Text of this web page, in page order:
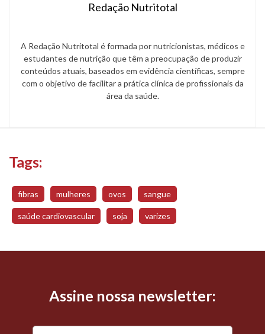
Redação Nutritotal
A Redação Nutritotal é formada por nutricionistas, médicos e
estudantes de nutrição que têm a preocupação de produzir
conteúdos atuais, baseados em evidência científicas, sempre
com o objetivo de facilitar a prática clínica de profissionais da
área da saúde.
Tags:
fibras mulheres ovos sangue
saúde cardiovascular soja varizes
Assine nossa newsletter: